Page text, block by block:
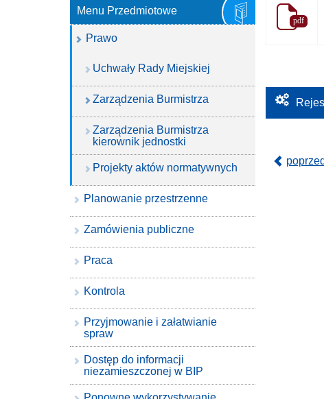
pdf
Menu Przedmiotowe
Prawo
Uchwały Rady Miejskiej
Zarządzenia Burmistrza
Zarządzenia Burmistrza
kierownik jednostki
Projekty aktów normatywnych
Planowanie przestrzenne
Zamówienia publiczne
Praca
Kontrola
Przyjmowanie i załatwianie
spraw
Dostęp do informacji
niezamieszczonej w BIP